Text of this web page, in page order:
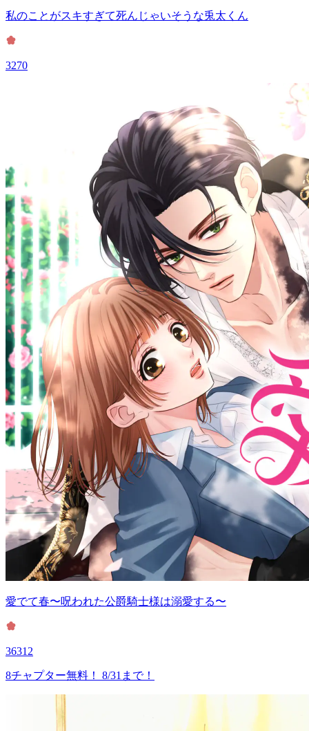
私のことがスキすぎて死んじゃいそうな兎太くん
3270
愛でて春〜呪われた公爵騎士様は溺愛する〜
36312
8チャプター無料！ 8/31まで！